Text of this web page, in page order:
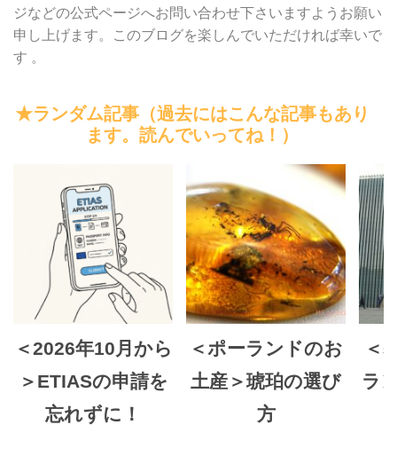
ジなどの公式ページへお問い合わせ下さいますようお願い
申し上げます。このブログを楽しんでいただければ幸いで
す 。
★ランダム記事（過去にはこんな記事もあり
ます。読んでいってね！）
＜2026年10月から
＞ETIASの申請を
忘れずに！
＜ポーランドのお
土産＞琥珀の選び
方
＜
ラ